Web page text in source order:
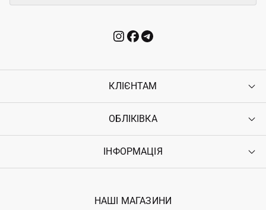
КЛІЄНТАМ
Контакти
Повернення
Гарантія
ОБЛІКІВКА
Увійти
Ostriv Club+
ІНФОРМАЦІЯ
Наші магазини
НАШІ МАГАЗИНИ